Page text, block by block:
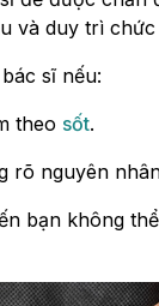
và duy trì
sĩ nếu:
theo sốt.
rõ nguyên
bạn không